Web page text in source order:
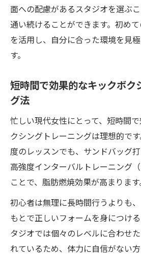
面への配慮があるスタジオを選ぶ
通い続けることができます。初め
を活用し、自分に合った環境を見
す。
短時間で効果的なキックボク
グ法
忙しい現代女性にとって、短時間
クシングトレーニングは理想的で
度のレッスンでも、サンドバッグ
高強度インターバルトレーニング
ことで、脂肪燃焼効果が高まります
初心者は無理に長時間行うよりも
もとで正しいフォームを身につけ
タジオでは個々のレベルに合わせ
れているため、体力に自信がない